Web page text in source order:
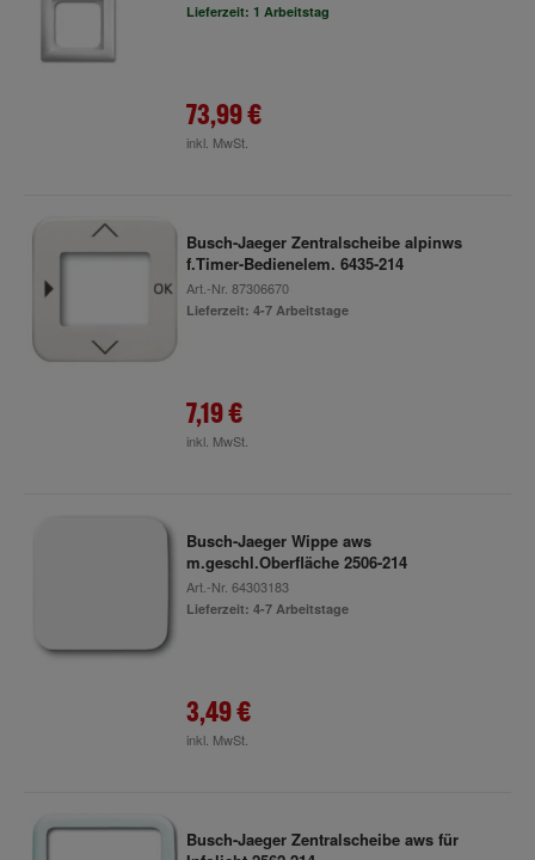
Lieferzeit: 1 Arbeitstag
73,99 €
inkl. MwSt.
Busch-Jaeger Zentralscheibe alpinws
f.Timer-Bedienelem. 6435-214
Art.-Nr. 87306670
Lieferzeit: 4-7 Arbeitstage
7,19 €
inkl. MwSt.
Busch-Jaeger Wippe aws
m.geschl.Oberfläche 2506-214
Art.-Nr. 64303183
Lieferzeit: 4-7 Arbeitstage
3,49 €
inkl. MwSt.
Busch-Jaeger Zentralscheibe aws für